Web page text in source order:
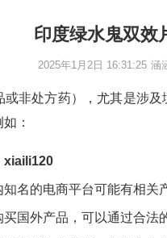
印度绿水鬼双效
2025年1月2日 16:31:25 涵
非处方药），尤其是涉
：
xiaili120
知名的电商平台可能有相关
买国外产品，可以通过合法